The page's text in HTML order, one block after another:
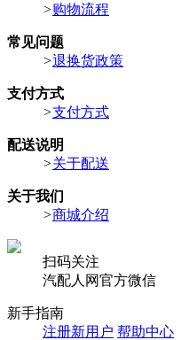
>购物流程
常见问题
>退换货政策
支付方式
>支付方式
配送说明
>关于配送
关于我们
>商城介绍
扫码关注
汽配人网官方微信
新手指南
注册新用户 帮助中心